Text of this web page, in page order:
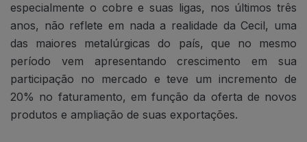
especialmente o cobre e suas ligas, nos últimos três
anos, não reflete em nada a realidade da Cecil, uma
das maiores metalúrgicas do país, que no mesmo
período vem apresentando crescimento em sua
participação no mercado e teve um incremento de
20% no faturamento, em função da oferta de novos
produtos e ampliação de suas exportações.